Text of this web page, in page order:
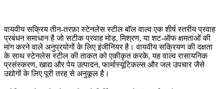
वायवीय सक्रिय तीन-तरफ़ा स्टेनलेस स्टील बॉल वाल्व एक शीर्ष स्तरीय प्रवाह
प्रबंधन समाधान है जो सटीक प्रवाह मोड़, मिश्रण, या शट-ऑफ क्षमताओं की
मांग करने वाले अनुप्रयोगों के लिए इंजीनियर है। वायवीय सक्रियण की दक्षता
के साथ स्टेनलेस स्टील की ताकत को एकीकृत करके, यह वाल्व रासायनिक
प्रसंस्करण, खाद्य और पेय उत्पादन, फार्मास्यूटिकल्स और जल उपचार जैसे
उद्योगों के लिए पूरी तरह से अनुकूल है।